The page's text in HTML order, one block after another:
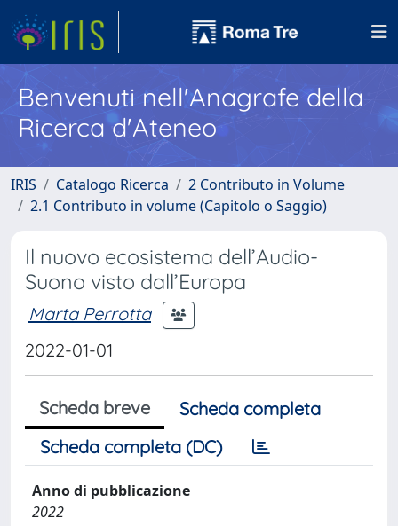
Benvenuti nell'Anagrafe della
Ricerca d'Ateneo
IRIS Catalogo Ricerca
2 Contributo in Volume
2.1 Contributo in volume (Capitolo o Saggio)
Il nuovo ecosistema dell’Audio-
Suono visto dall’Europa
Marta Perrotta
2022-01-01
Scheda breve
Scheda completa
Scheda completa (DC)
Anno di pubblicazione
2022